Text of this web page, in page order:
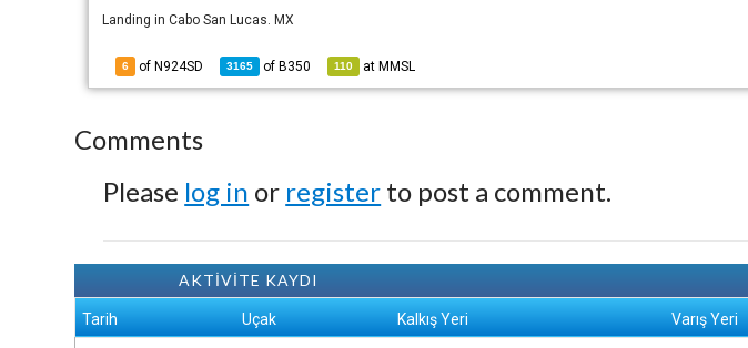
Landing in Cabo San Lucas. MX
6 of N924SD 3165 of B350 110 at MMSL
Comments
Please log in or register to post a comment.
AKTİVİTE KAYDI
Tarih Uçak Kalkış Yeri Varış Yeri